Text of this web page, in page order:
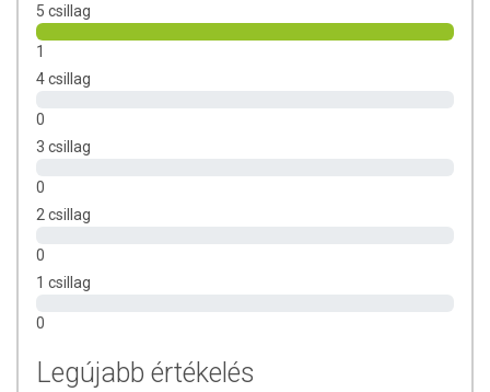
5 csillag
1
4 csillag
0
3 csillag
0
2 csillag
0
1 csillag
0
Legújabb értékelés